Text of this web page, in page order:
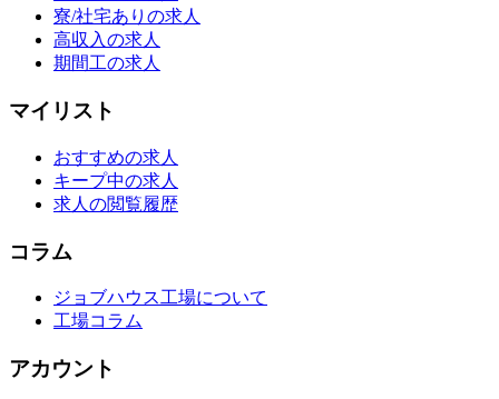
寮/社宅ありの求人
高収入の求人
期間工の求人
マイリスト
おすすめの求人
キープ中の求人
求人の閲覧履歴
コラム
ジョブハウス工場について
工場コラム
アカウント